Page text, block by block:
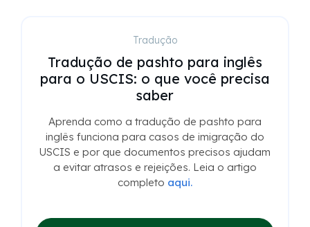
Tradução
Tradução de pashto para inglês
para o USCIS: o que você precisa
saber
Aprenda como a tradução de pashto para
inglês funciona para casos de imigração do
USCIS e por que documentos precisos ajudam
a evitar atrasos e rejeições. Leia o artigo
completo aqui.